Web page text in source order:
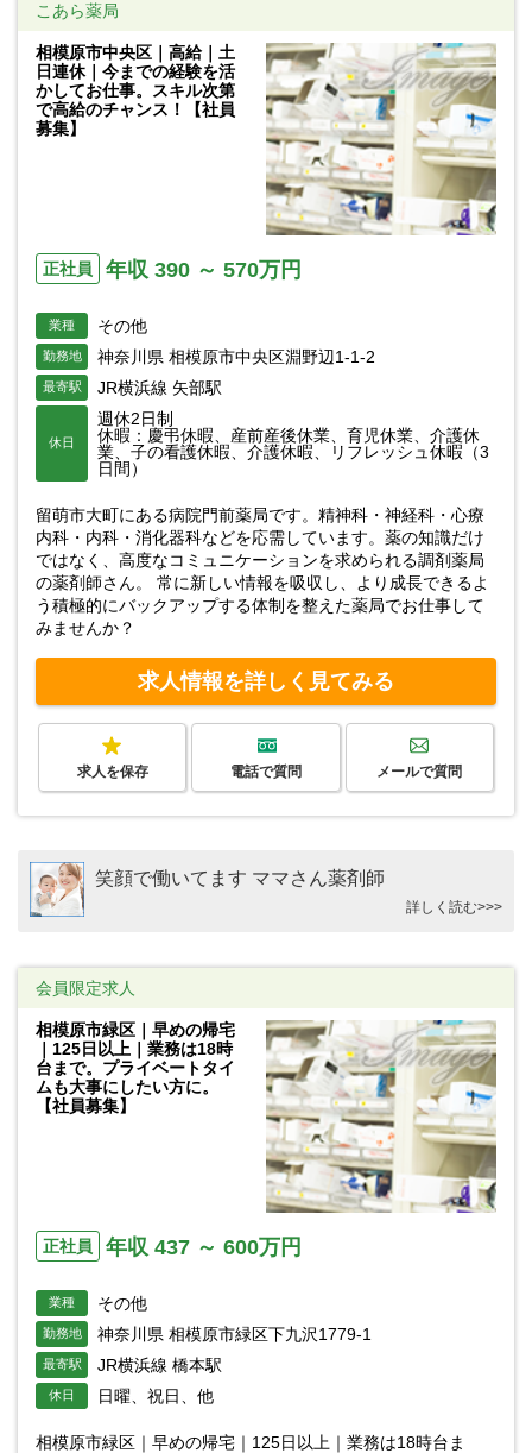
こあら薬局
相模原市中央区｜高給｜土
日連休｜今までの経験を活
かしてお仕事。スキル次第
で高給のチャンス！【社員
募集】
正社員 年収 390 ～ 570万円
業種 その他
勤務地 神奈川県 相模原市中央区淵野辺1-1-2
最寄駅 JR横浜線 矢部駅
休日
週休2日制
休暇：慶弔休暇、産前産後休業、育児休業、介護休
業、子の看護休暇、介護休暇、リフレッシュ休暇（3
日間）
留萌市大町にある病院門前薬局です。精神科・神経科・心療
内科・内科・消化器科などを応需しています。薬の知識だけ
ではなく、高度なコミュニケーションを求められる調剤薬局
の薬剤師さん。 常に新しい情報を吸収し、より成長できるよ
う積極的にバックアップする体制を整えた薬局でお仕事して
みませんか？
求人情報を詳しく見てみる
求人を保存 電話で質問 メールで質問
笑顔で働いてます ママさん薬剤師
詳しく読む>>>
会員限定求人
相模原市緑区｜早めの帰宅
｜125日以上｜業務は18時
台まで。プライベートタイ
ムも大事にしたい方に。
【社員募集】
正社員 年収 437 ～ 600万円
業種 その他
勤務地 神奈川県 相模原市緑区下九沢1779-1
最寄駅 JR横浜線 橋本駅
休日 日曜、祝日、他
相模原市緑区｜早めの帰宅｜125日以上｜業務は18時台ま